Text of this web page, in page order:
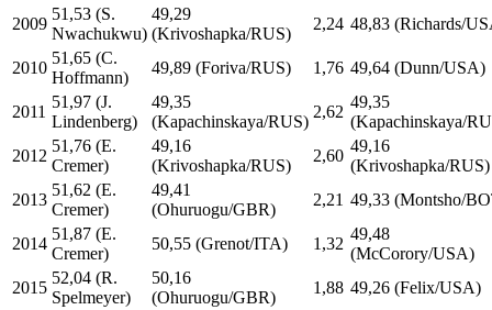
2009
51,53 (S.
Nwachukwu)
49,29
(Krivoshapka/RUS)
2,24 48,83 (Richards/
2010
51,65 (C.
Hoffmann)
49,89 (Foriva/RUS) 1,76 49,64 (Dunn/USA)
2011
51,97 (J.
Lindenberg)
49,35
(Kapachinskaya/RUS)
2,62
49,35
(Kapachinskaya/
2012
51,76 (E.
Cremer)
49,16
(Krivoshapka/RUS)
2,60
49,16
(Krivoshapka/RUS)
2013
51,62 (E.
Cremer)
49,41
(Ohuruogu/GBR)
2,21 49,33 (Montsho/
2014
51,87 (E.
Cremer)
50,55 (Grenot/ITA) 1,32
49,48
(McCorory/USA)
2015
52,04 (R.
Spelmeyer)
50,16
(Ohuruogu/GBR)
1,88 49,26 (Felix/USA)